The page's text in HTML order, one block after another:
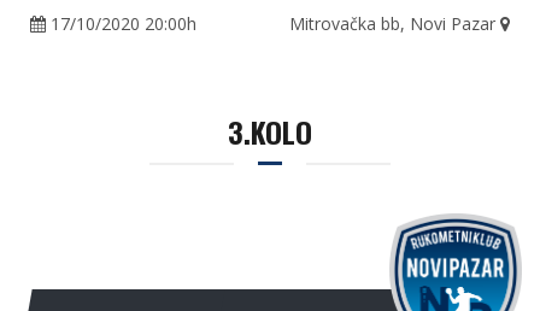
17/10/2020 20:00h Mitrovačka bb, Novi Pazar
3.KOLO